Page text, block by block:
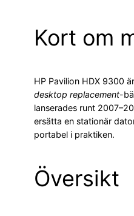
Kort om
HP Pavilion HDX 9300
desktop replacement-
lanserades runt
ersätta en stationär
portabel i praktiken.
Översikt